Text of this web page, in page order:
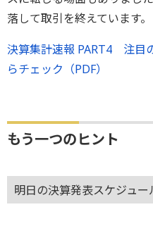
落して取引を終えています。
決算集計速報 PART4 注目
らチェック（PDF）
もう一つのヒント
明日の決算発表スケジュー